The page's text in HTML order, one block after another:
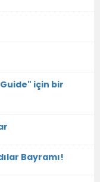
için bir
Bayramı!